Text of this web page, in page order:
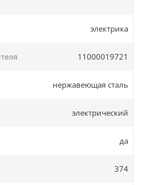
электрика
11000019721
нержавеющая сталь
электрический
да
374